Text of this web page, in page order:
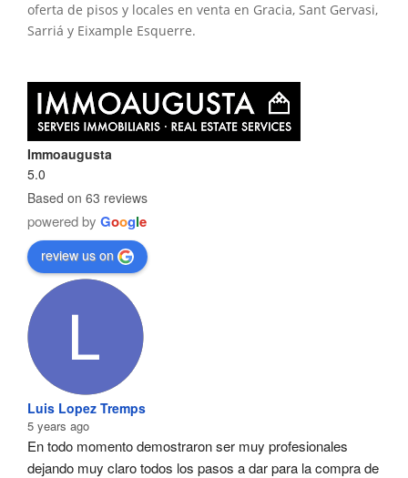
oferta de pisos y locales en venta en Gracia, Sant Gervasi,
Sarriá y Eixample Esquerre.
Immoaugusta
5.0
Based on 63 reviews
powered by Google
review us on
Luis Lopez Tremps
5 years ago
En todo momento demostraron ser muy profesionales
dejando muy claro todos los pasos a dar para la compra de